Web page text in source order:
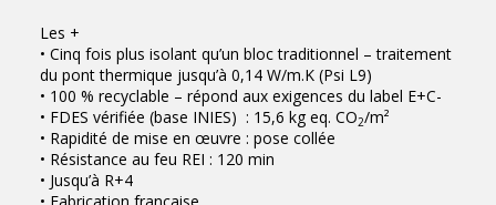
Les +
• Cinq fois plus isolant qu’un bloc traditionnel – traitement
du pont thermique jusqu’à 0,14 W/m.K (Psi L9)
• 100 % recyclable – répond aux exigences du label E+C-
• FDES vérifiée (base INIES) : 15,6 kg eq. CO2/m²
• Rapidité de mise en œuvre : pose collée
• Résistance au feu REI : 120 min
• Jusqu’à R+4